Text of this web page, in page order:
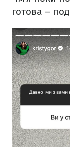
готова –